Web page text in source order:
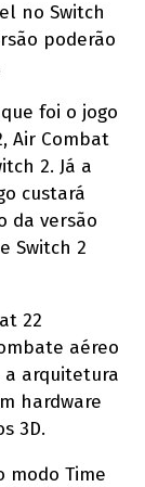
no Switch
poderão
foi o jogo
Air Combat
2. Já a
custará
da versão
Switch 2
22
aéreo
a arquitetura
hardware
3D.
modo Time